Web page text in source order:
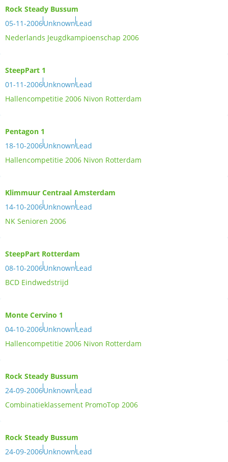
Rock Steady Bussum
05-11-2006UnknownLead
Nederlands Jeugdkampioenschap 2006
SteepPart 1
01-11-2006UnknownLead
Hallencompetitie 2006 Nivon Rotterdam
Pentagon 1
18-10-2006UnknownLead
Hallencompetitie 2006 Nivon Rotterdam
Klimmuur Centraal Amsterdam
14-10-2006UnknownLead
NK Senioren 2006
SteepPart Rotterdam
08-10-2006UnknownLead
BCD Eindwedstrijd
Monte Cervino 1
04-10-2006UnknownLead
Hallencompetitie 2006 Nivon Rotterdam
Rock Steady Bussum
24-09-2006UnknownLead
Combinatieklassement PromoTop 2006
Rock Steady Bussum
24-09-2006UnknownLead